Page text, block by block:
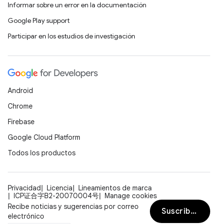
Informar sobre un error en la documentación
Google Play support
Participar en los estudios de investigación
Android
Chrome
Firebase
Google Cloud Platform
Todos los productos
Privacidad Licencia
Lineamientos de marca
ICP证合字B2-20070004号
Manage cookies
Recibe noticias y sugerencias por correo
electrónico
Suscribirse